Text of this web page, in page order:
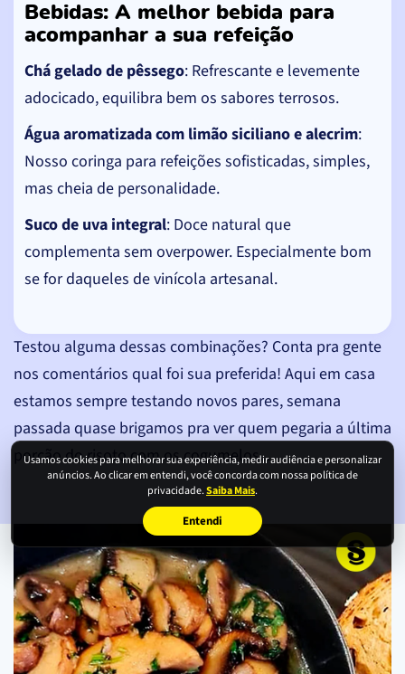
Usamos cookies para melhorar sua experiência, medir audiência e personalizar
anúncios. Ao clicar em entendi, você concorda com nossa política de
privacidade.Saiba Mais.
Entendi
Bebidas: A melhor bebida para
acompanhar a sua refeição
Chá gelado de pêssego: Refrescante e levemente
adocicado, equilibra bem os sabores terrosos.
Água aromatizada com limão siciliano e alecrim:
Nosso coringa para refeições sofisticadas, simples,
mas cheia de personalidade.
Suco de uva integral: Doce natural que
complementa sem overpower. Especialmente bom
se for daqueles de vinícola artesanal.
Testou alguma dessas combinações? Conta pra gente
nos comentários qual foi sua preferida! Aqui em casa
estamos sempre testando novos pares, semana
passada quase brigamos pra ver quem pegaria a última
porção do risoto com os cogumelos...